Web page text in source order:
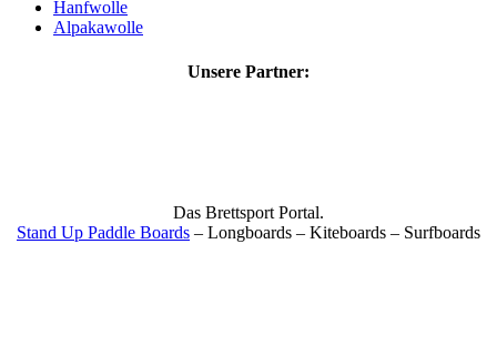
Hanfwolle
Alpakawolle
Unsere Partner:
Das Brettsport Portal.
Stand Up Paddle Boards – Longboards – Kiteboards – Surfboards